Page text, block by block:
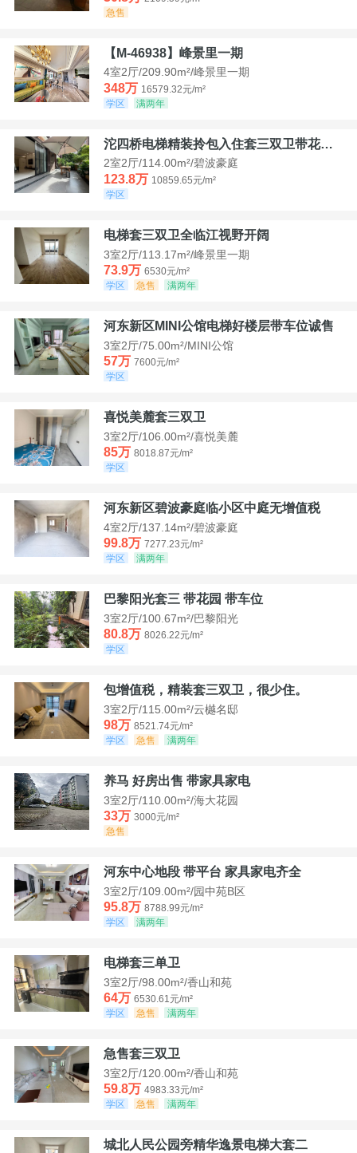
急售
【M-46938】峰景里一期
4室2厅/209.90m²/峰景里一期
348万 16579.32元/m²
学区
满两年
沱四桥电梯精装拎包入住套三双卫带花园40平米带车位
2室2厅/114.00m²/碧波豪庭
123.8万 10859.65元/m²
学区
电梯套三双卫全临江视野开阔
3室2厅/113.17m²/峰景里一期
73.9万 6530元/m²
学区
急售 满两年
河东新区MINI公馆电梯好楼层带车位诚售
3室2厅/75.00m²/MINI公馆
57万 7600元/m²
学区
喜悦美麓套三双卫
3室2厅/106.00m²/喜悦美麓
85万 8018.87元/m²
学区
河东新区碧波豪庭临小区中庭无增值税
4室2厅/137.14m²/碧波豪庭
99.8万 7277.23元/m²
学区
满两年
巴黎阳光套三 带花园 带车位
3室2厅/100.67m²/巴黎阳光
80.8万 8026.22元/m²
学区
包增值税，精装套三双卫，很少住。
3室2厅/115.00m²/云樾名邸
98万 8521.74元/m²
学区
急售 满两年
养马 好房出售 带家具家电
3室2厅/110.00m²/海大花园
33万 3000元/m²
急售
河东中心地段 带平台 家具家电齐全
3室2厅/109.00m²/园中苑B区
95.8万 8788.99元/m²
学区
满两年
电梯套三单卫
3室2厅/98.00m²/香山和苑
64万 6530.61元/m²
学区
急售 满两年
急售套三双卫
3室2厅/120.00m²/香山和苑
59.8万 4983.33元/m²
学区
急售 满两年
城北人民公园旁精华逸景电梯大套二